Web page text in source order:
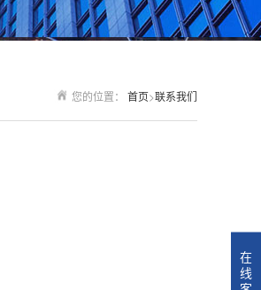
您的位置： 首页>联系我们
在
线